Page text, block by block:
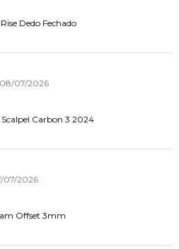
Dedo Fechado
08/07/2026
Carbon 3 2024
07/2026
Offset 3mm